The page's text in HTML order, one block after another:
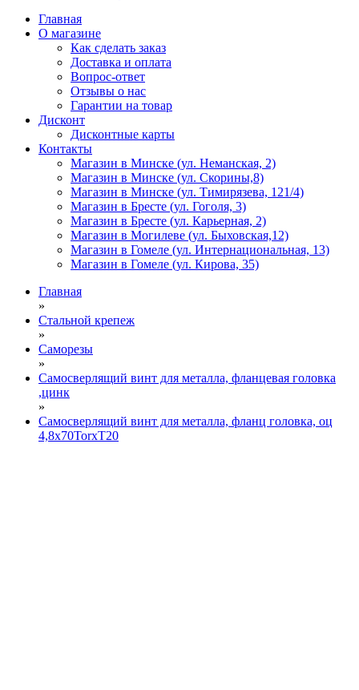
Главная
О магазине
Как сделать заказ
Доставка и оплата
Вопрос-ответ
Отзывы о нас
Гарантии на товар
Дисконт
Дисконтные карты
Контакты
Магазин в Минске (ул. Неманская, 2)
Магазин в Минске (ул. Скорины,8)
Магазин в Минске (ул. Тимирязева, 121/4)
Магазин в Бресте (ул. Гоголя, 3)
Магазин в Бресте (ул. Карьерная, 2)
Магазин в Могилеве (ул. Быховская,12)
Магазин в Гомеле (ул. Интернациональная, 13)
Магазин в Гомеле (ул. Кирова, 35)
Главная
»
Стальной крепеж
»
Саморезы
»
Самосверлящий винт для металла, фланцевая головка
,цинк
»
Самосверлящий винт для металла, фланц головка, оц
4,8х70TorxТ20